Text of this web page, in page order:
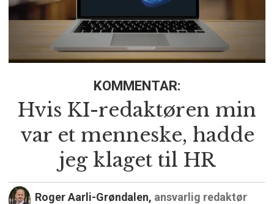
KOMMENTAR:
Hvis KI-redaktøren min
var et menneske, hadde
jeg klaget til HR
Roger Aarli-Grøndalen, ansvarlig redaktør